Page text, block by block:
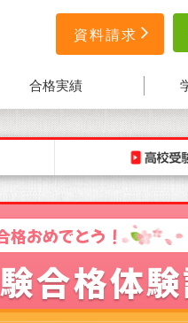
資料請求
合格実績
格おめでとう！
合格体